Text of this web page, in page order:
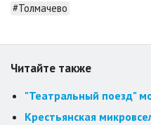
#Толмачево
Читайте также
"Театральный поезд"
Крестьянская